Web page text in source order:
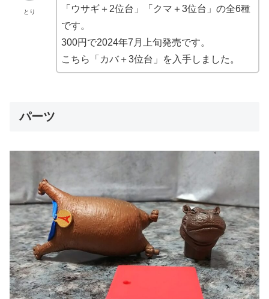
とり
「ウサギ＋2位台」「クマ＋3位台」の全6種
です。
300円で2024年7月上旬発売です。
こちら「カバ＋3位台」を入手しました。
パーツ